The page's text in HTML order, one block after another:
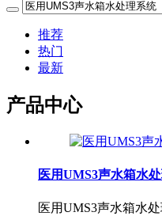
推荐
热门
最新
产品中心
医用UMS3声水箱水
医用UMS3声水箱水